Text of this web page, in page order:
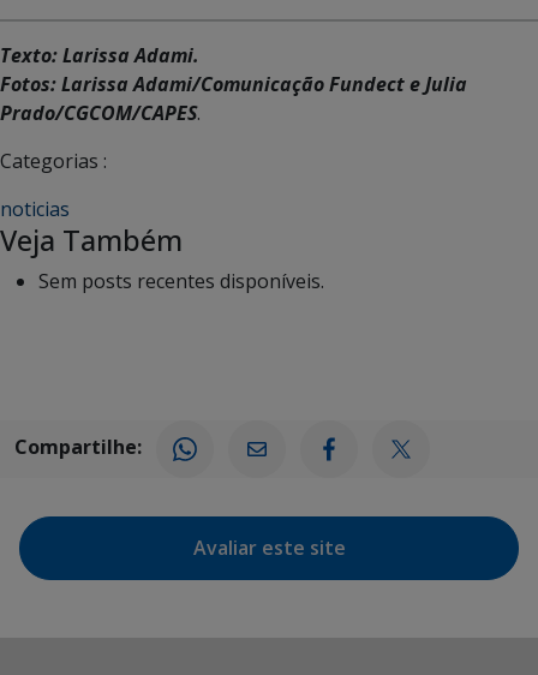
Texto: Larissa Adami.
Fotos: Larissa Adami/Comunicação Fundect e Julia
Prado/CGCOM/CAPES.
Categorias :
noticias
Veja Também
Sem posts recentes disponíveis.
Compartilhe:
Avaliar este site